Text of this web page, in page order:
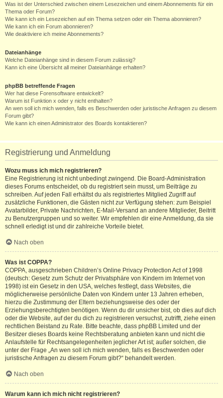
Was ist der Unterschied zwischen einem Lesezeichen und einem Abonnements für ein
Thema oder Forum?
Wie kann ich ein Lesezeichen auf ein Thema setzen oder ein Thema abonnieren?
Wie kann ich ein Forum abonnieren?
Wie deaktiviere ich meine Abonnements?
Dateianhänge
Welche Dateianhänge sind in diesem Forum zulässig?
Kann ich eine Übersicht all meiner Dateianhänge erhalten?
phpBB betreffende Fragen
Wer hat diese Forensoftware entwickelt?
Warum ist Funktion x oder y nicht enthalten?
An wen soll ich mich wenden, falls es Beschwerden oder juristische Anfragen zu diesem
Forum gibt?
Wie kann ich einen Administrator des Boards kontaktieren?
Registrierung und Anmeldung
Wozu muss ich mich registrieren?
Eine Registrierung ist nicht unbedingt zwingend. Die Board-Administration
dieses Forums entscheidet, ob du registriert sein musst, um Beiträge zu
schreiben. Auf jeden Fall erhältst du als registriertes Mitglied Zugriff auf
zusätzliche Funktionen, die Gästen nicht zur Verfügung stehen: zum Beispiel
Avatarbilder, Private Nachrichten, E-Mail-Versand an andere Mitglieder, Beitritt
zu Benutzergruppen und so weiter. Wir empfehlen dir eine Anmeldung, da sie
schnell erledigt ist und dir zahlreiche Vorteile bietet.
Nach oben
Was ist COPPA?
COPPA, ausgeschrieben Children’s Online Privacy Protection Act of 1998
(deutsch: Gesetz zum Schutz der Privatsphäre von Kindern im Internet von
1998) ist ein Gesetz in den USA, welches festlegt, dass Websites, die
möglicherweise persönliche Daten von Kindern unter 13 Jahren erheben,
hierzu die Zustimmung der Eltern beziehungsweise des oder der
Erziehungsberechtigten benötigen. Wenn du dir unsicher bist, ob dies auf dich
oder die Website, auf der du dich zu registrieren versuchst, zutrifft, ziehe einen
rechtlichen Beistand zu Rate. Bitte beachte, dass phpBB Limited und der
Besitzer dieses Boards keine Rechtsberatung anbieten kann und nicht die
Anlaufstelle für Rechtsangelegenheiten jeglicher Art ist; außer solchen, die
unter der Frage „An wen soll ich mich wenden, falls es Beschwerden oder
juristische Anfragen zu diesem Forum gibt?“ behandelt werden.
Nach oben
Warum kann ich mich nicht registrieren?